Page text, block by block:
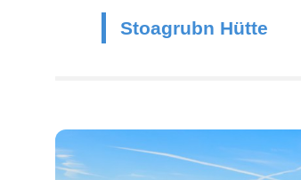
Stoagrubn Hütte